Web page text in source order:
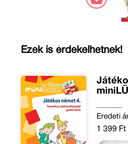
Ezek is érdekelhetnek!
Eredeti
1 399 Ft